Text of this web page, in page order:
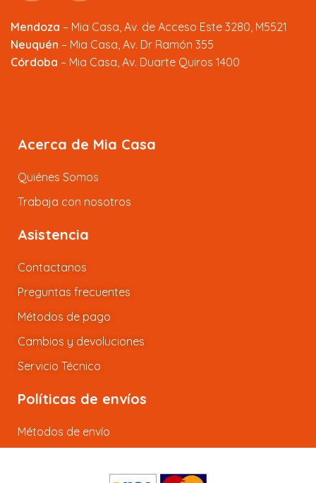
Mendoza – Mia Casa, Av. de Acceso Este 3280, M5521
Neuquén – Mia Casa, Av. Dr Ramón 355
Córdoba – Mia Casa, Av. Duarte Quiros 1400
Acerca de Mia Casa
Quiénes Somos
Trabaja con nosotros
Asistencia
Contactanos
Preguntas frecuentes
Métodos de pago
Cambios y devoluciones
Servicio Técnico
Políticas de envíos
Métodos de envío